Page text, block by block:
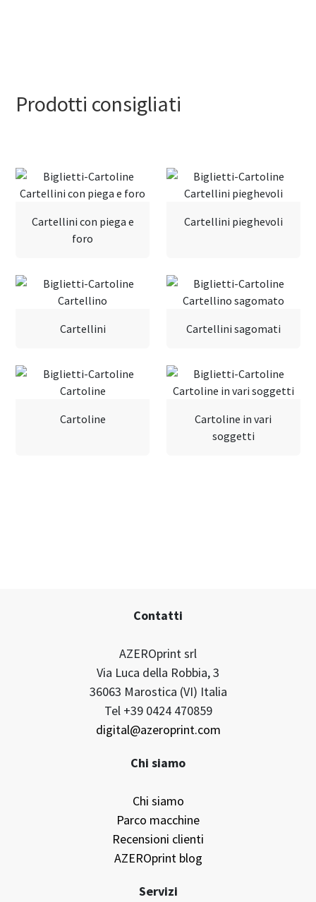
Prodotti consigliati
Cartellini con piega e
foro
Cartellini pieghevoli
Cartellini Cartellini sagomati
Cartoline
Cartoline in vari
soggetti
Contatti
AZEROprint srl
Via Luca della Robbia, 3
36063 Marostica (VI) Italia
Tel +39 0424 470859
digital@azeroprint.com
Chi siamo
Chi siamo
Parco macchine
Recensioni clienti
AZEROprint blog
Servizi